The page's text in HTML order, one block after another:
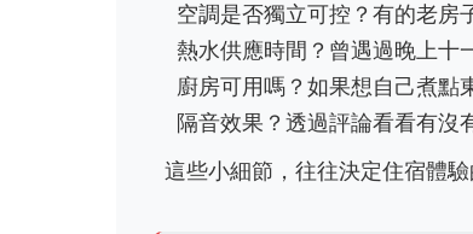
空調是否獨立可控？有的老房
熱水供應時間？曾遇過晚上十
廚房可用嗎？如果想自己煮點
隔音效果？透過評論看看有沒
這些小細節，往往決定住宿體驗